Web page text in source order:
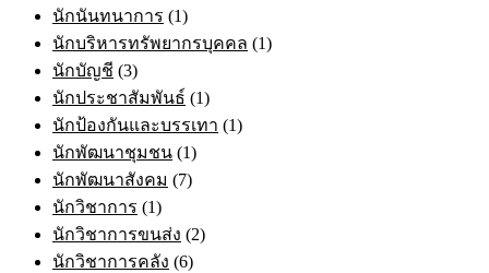
นักนันทนาการ (1)
นักบริหารทรัพยากรบุคคล (1)
นักบัญชี (3)
นักประชาสัมพันธ์ (1)
นักป้องกันและบรรเทา (1)
นักพัฒนาชุมชน (1)
นักพัฒนาสังคม (7)
นักวิชาการ (1)
นักวิชาการขนส่ง (2)
นักวิชาการคลัง (6)